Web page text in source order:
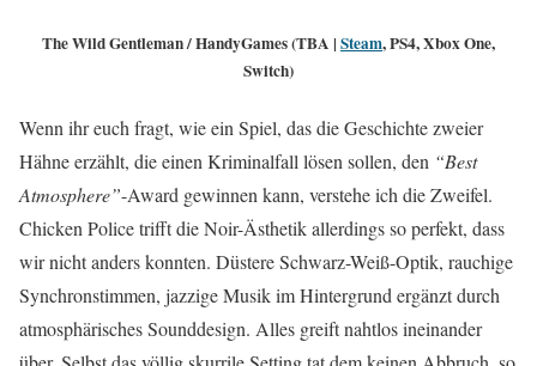
The Wild Gentleman / HandyGames (TBA | Steam, PS4, Xbox One,
Switch)
Wenn ihr euch fragt, wie ein Spiel, das die Geschichte zweier
Hähne erzählt, die einen Kriminalfall lösen sollen, den “Best
Atmosphere”-Award gewinnen kann, verstehe ich die Zweifel.
Chicken Police trifft die Noir-Ästhetik allerdings so perfekt, dass
wir nicht anders konnten. Düstere Schwarz-Weiß-Optik, rauchige
Synchronstimmen, jazzige Musik im Hintergrund ergänzt durch
atmosphärisches Sounddesign. Alles greift nahtlos ineinander